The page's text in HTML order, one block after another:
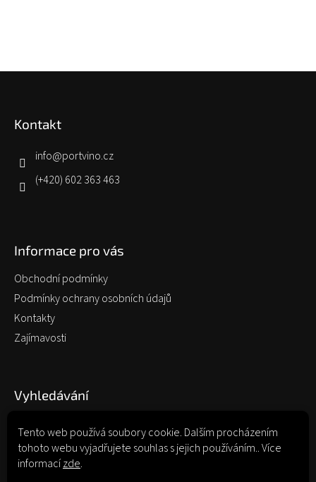
Tento web používá soubory cookie. Dalším procházením
tohoto webu vyjadřujete souhlas s jejich používáním.. Více
informacízde.
Kontakt
info@portvino.cz
(+420) 602 363 463
Informace pro vás
Obchodní podmínky
Podmínky ochrany osobních údajů
Kontakty
Zajímavosti
Vyhledávání
Hledat